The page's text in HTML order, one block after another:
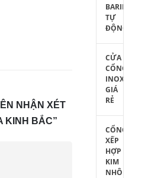
NHẬN XÉT
KINH BẮC”
BARIE
TỰ
ĐỘNG
CỬA
CỔNG
INOX
GIÁ
RẺ
CỔNG
XẾP
HỢP
KIM
NHÔM